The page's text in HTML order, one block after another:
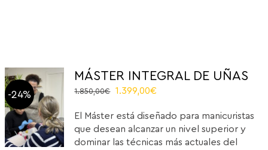
-24%
MÁSTER INTEGRAL DE UÑAS
1.850,00€
El
original
era:
1.850,00€.
1.399,00€
actual
es:
1.399,00€.
El Máster está diseñado para manicuristas
que desean alcanzar un nivel superior y
dominar las técnicas más actuales del